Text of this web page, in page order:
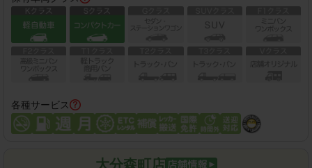
各種サービス
大分森町店